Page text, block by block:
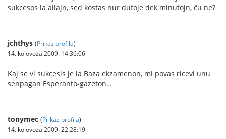
sukcesos la aliajn, sed kostas nur dufoje dek minutojn, ĉu ne?
jchthys (Prikaz profila)
14. kolovoza 2009. 14:36:06
Kaj se vi sukcesis je la Baza ekzamenon, mi povas ricevi unu
senpagan Esperanto-gazeton…
tonymec (Prikaz profila)
14. kolovoza 2009. 22:28:19